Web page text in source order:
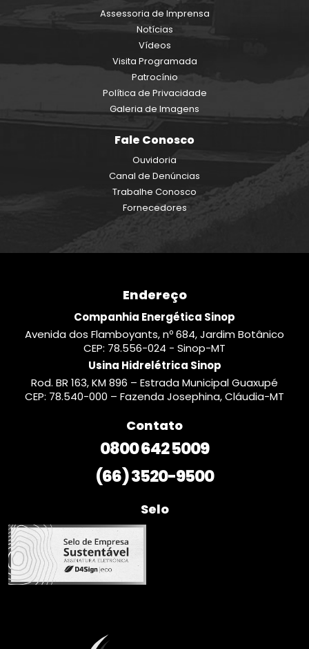
Assessoria de Imprensa
Notícias
Vídeos
Visita Programada
Patrocínio
Política de Privacidade
Galeria de Imagens
Fale Conosco
Ouvidoria
Canal de Denúncias
Trabalhe Conosco
Fornecedores
Endereço
Companhia Energética Sinop
Avenida dos Flamboyants, nº 684, Jardim Botânico
CEP: 78.556-024 - Sinop-MT
Usina Hidrelétrica Sinop
Rod. BR 163, KM 896 – Estrada Municipal Guaxupé
CEP: 78.540-000 – Fazenda Josephina, Cláudia-MT
Contato
0800 642 5009
(66) 3520-9500
Selo